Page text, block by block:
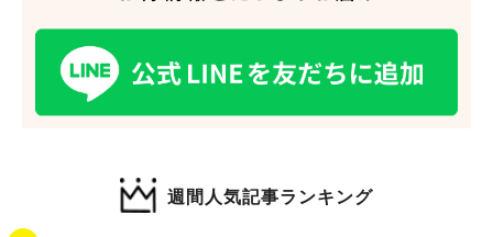
週間人気記事ランキング